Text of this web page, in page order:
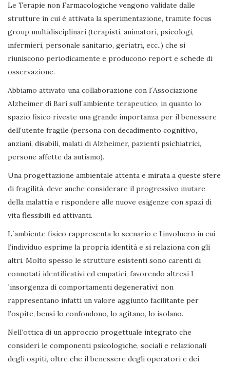
Le Terapie non Farmacologiche vengono validate dalle
strutture in cui è attivata la sperimentazione, tramite focus
group multidisciplinari (terapisti, animatori, psicologi,
infermieri, personale sanitario, geriatri, ecc..) che si
riuniscono periodicamente e producono report e schede di
osservazione.
Abbiamo attivato una collaborazione con l´Associazione
Alzheimer di Bari sull´ambiente terapeutico, in quanto lo
spazio fisico riveste una grande importanza per il benessere
dell’utente fragile (persona con decadimento cognitivo,
anziani, disabili, malati di Alzheimer, pazienti psichiatrici,
persone affette da autismo).
Una progettazione ambientale attenta e mirata a queste sfere
di fragilità, deve anche considerare il progressivo mutare
della malattia e rispondere alle nuove esigenze con spazi di
vita flessibili ed attivanti.
L´ambiente fisico rappresenta lo scenario e l’involucro in cui
l’individuo esprime la propria identità e si relaziona con gli
altri. Molto spesso le strutture esistenti sono carenti di
connotati identificativi ed empatici, favorendo altresì l
´insorgenza di comportamenti degenerativi; non
rappresentano infatti un valore aggiunto facilitante per
l’ospite, bensì lo confondono, lo agitano, lo isolano.
Nell’ottica di un approccio progettuale integrato che
consideri le componenti psicologiche, sociali e relazionali
degli ospiti, oltre che il benessere degli operatori e dei